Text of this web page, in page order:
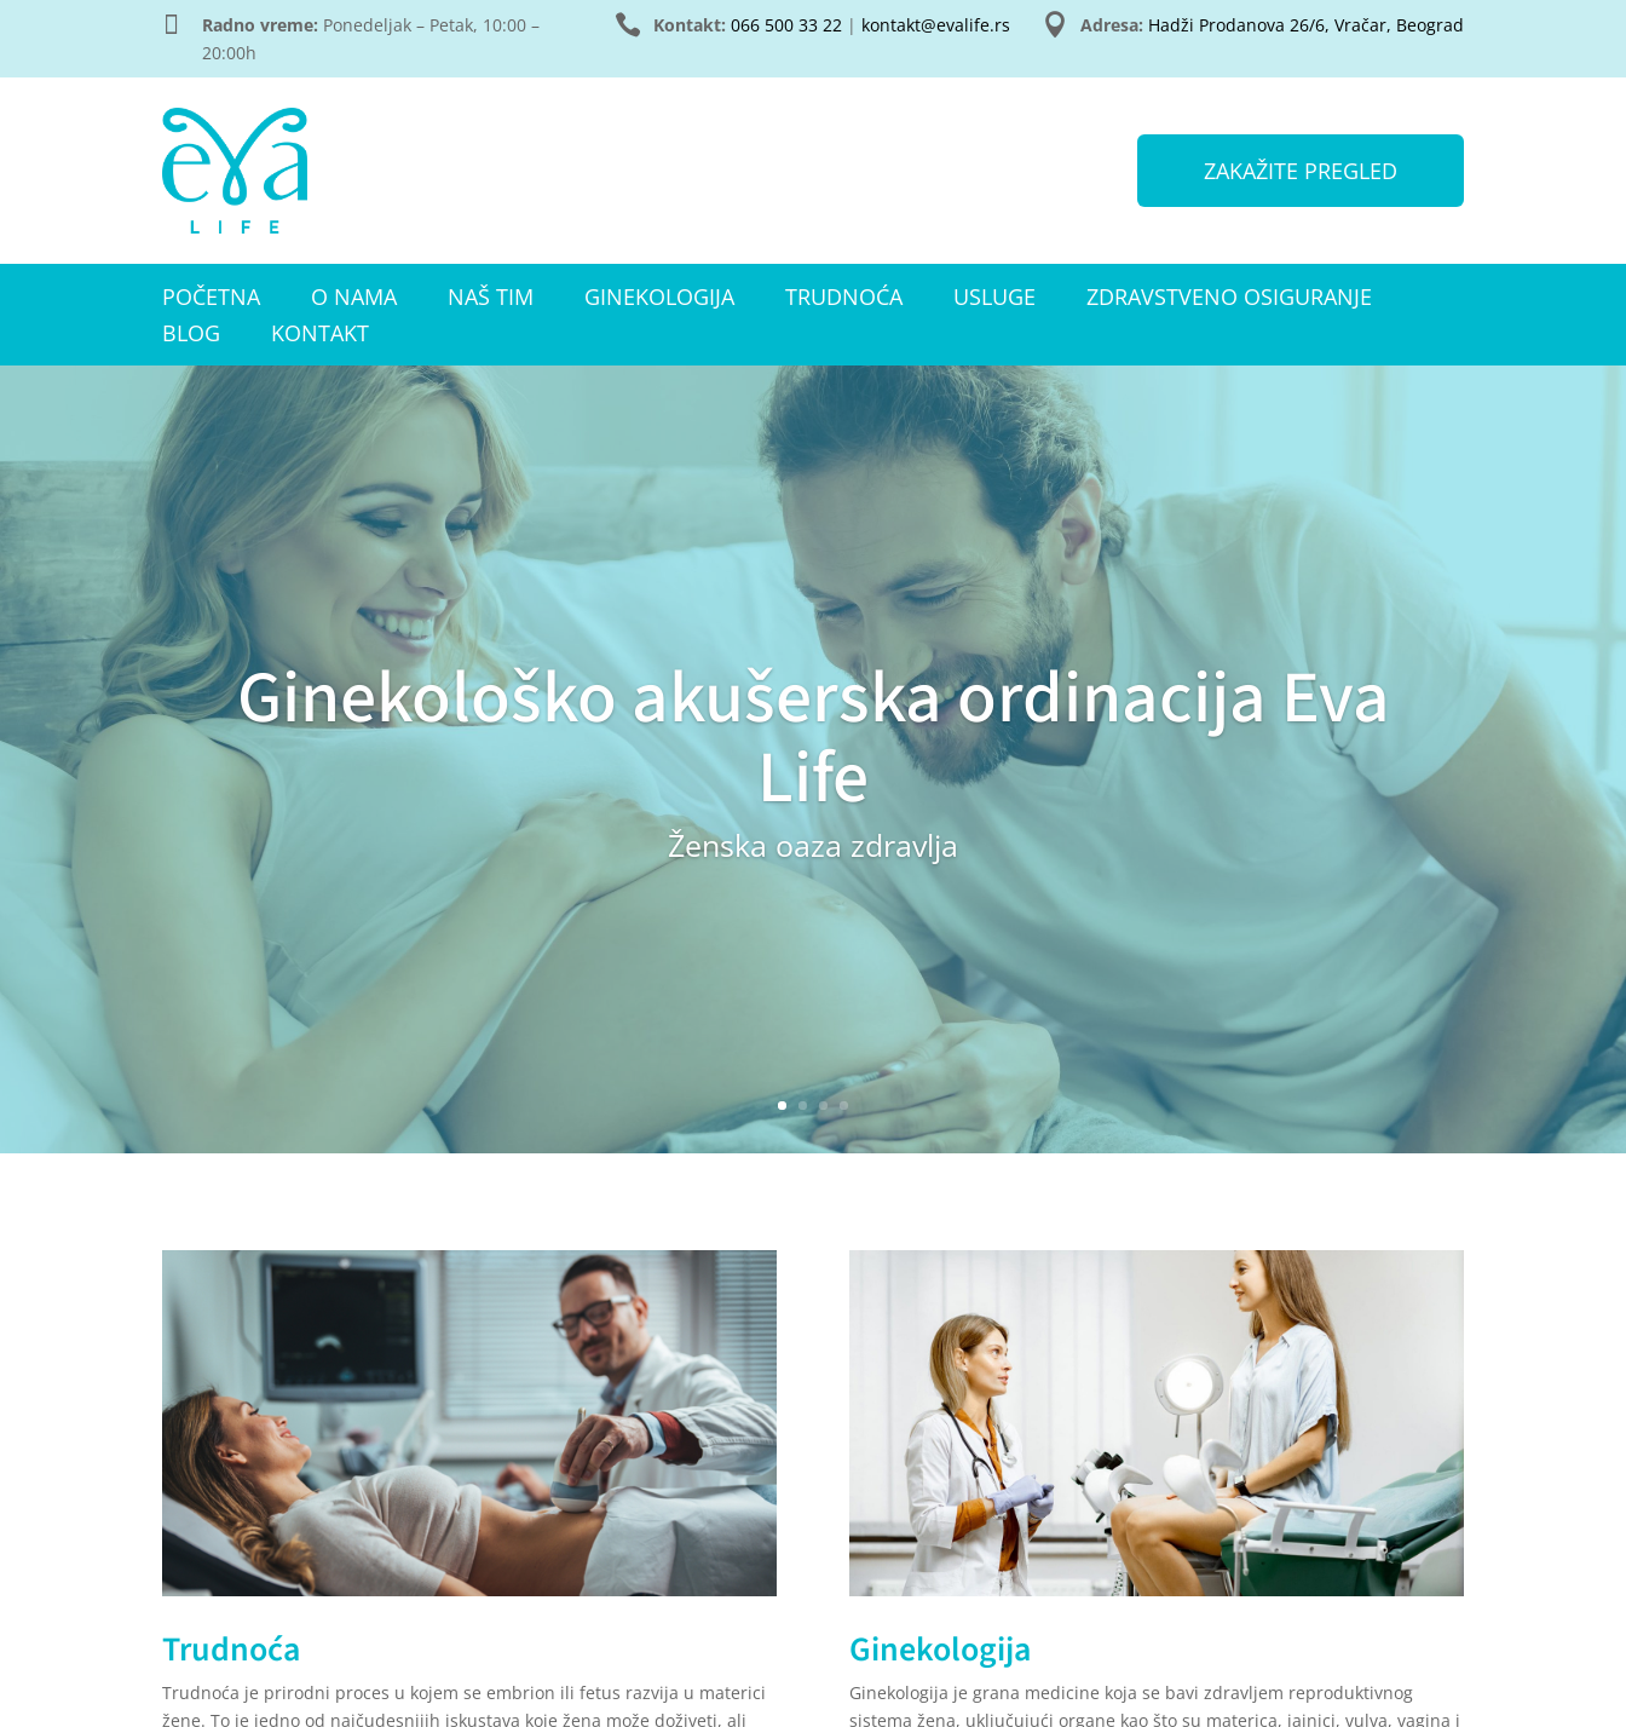
 Radno vreme: Ponedeljak – Petak, 10:00 –
20:00h
 Kontakt:066 500 33 22 | kontakt@evalife.rs  Adresa: Hadži Prodanova 26/6, Vračar, Beograd
ZAKAŽITE PREGLED
POČETNA O NAMA NAŠ TIM GINEKOLOGIJA TRUDNOĆA USLUGE
ZDRAVSTVENO OSIGURANJE
BLOG
KONTAKT
Ginekološko akušerska ordinacija Eva
Life
Ženska oaza zdravlja
Trudnoća
Trudnoća je prirodni proces u kojem se embrion ili fetus razvija u materici
žene. To je jedno od najčudesnijih iskustava koje žena može doživeti, ali
Ginekologija
Ginekologija je grana medicine koja se bavi zdravljem reproduktivnog
sistema žena, uključujući organe kao što su materica, jajnici, vulva, vagina i